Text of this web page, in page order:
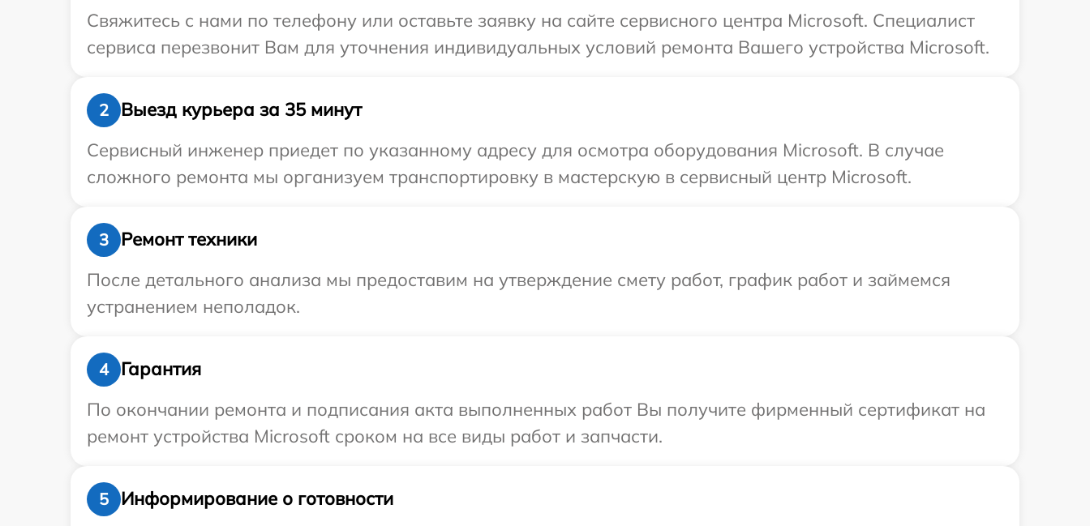
Свяжитесь с нами по телефону или оставьте заявку на сайте сервисного центра Microsoft. Специалист
сервиса перезвонит Вам для уточнения индивидуальных условий ремонта Вашего устройства Microsoft.
2
Выезд курьера за 35 минут
Сервисный инженер приедет по указанному адресу для осмотра оборудования Microsoft. В случае
сложного ремонта мы организуем транспортировку в мастерскую в сервисный центр Microsoft.
3
Ремонт техники
После детального анализа мы предоставим на утверждение смету работ, график работ и займемся
устранением неполадок.
4
Гарантия
По окончании ремонта и подписания акта выполненных работ Вы получите фирменный сертификат на
ремонт устройства Microsoft сроком на все виды работ и запчасти.
5
Информирование о готовности